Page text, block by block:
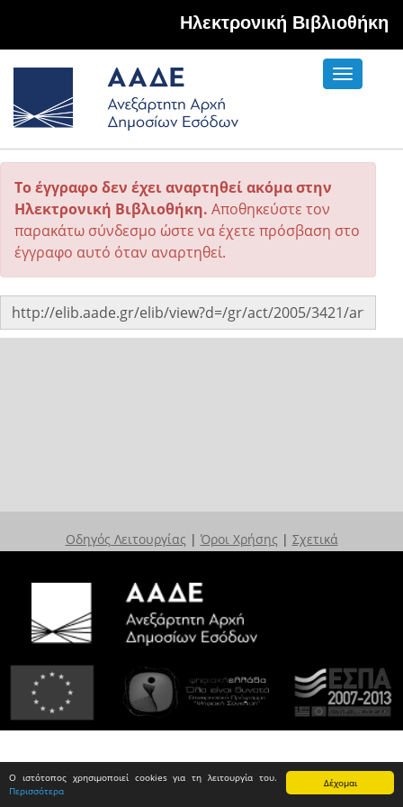
Δέχομαι
Ο ιστότοπος χρησιμοποιεί cookies για τη λειτουργία του.
Περισσότερα
Hλεκτρονική Βιβλιοθήκη
Toggle
Το έγγραφο δεν έχει αναρτηθεί ακόμα στην
Ηλεκτρονική Βιβλιοθήκη. Αποθηκεύστε τον
παρακάτω σύνδεσμο ώστε να έχετε πρόσβαση στο
έγγραφο αυτό όταν αναρτηθεί.
Οδηγός Λειτουργίας | Όροι Χρήσης | Σχετικά